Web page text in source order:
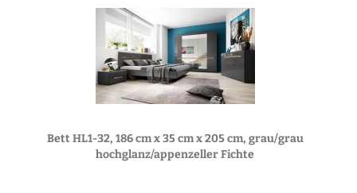
Bett HL1-32, 186 cm x 35 cm x 205 cm, grau/grau
hochglanz/appenzeller Fichte